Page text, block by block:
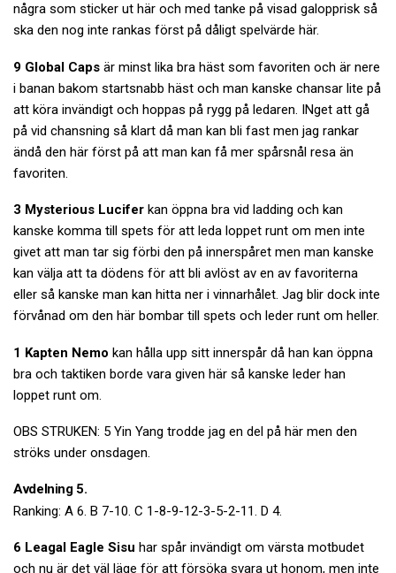
några som sticker ut här och med tanke på visad galopprisk så
ska den nog inte rankas först på dåligt spelvärde här.
9 Global Caps är minst lika bra häst som favoriten och är nere
i banan bakom startsnabb häst och man kanske chansar lite på
att köra invändigt och hoppas på rygg på ledaren. INget att gå
på vid chansning så klart då man kan bli fast men jag rankar
ändå den här först på att man kan få mer spårsnål resa än
favoriten.
3 Mysterious Lucifer kan öppna bra vid ladding och kan
kanske komma till spets för att leda loppet runt om men inte
givet att man tar sig förbi den på innerspåret men man kanske
kan välja att ta dödens för att bli avlöst av en av favoriterna
eller så kanske man kan hitta ner i vinnarhålet. Jag blir dock inte
förvånad om den här bombar till spets och leder runt om heller.
1 Kapten Nemo kan hålla upp sitt innerspår då han kan öppna
bra och taktiken borde vara given här så kanske leder han
loppet runt om.
OBS STRUKEN: 5 Yin Yang trodde jag en del på här men den
ströks under onsdagen.
Avdelning 5.
Ranking: A 6. B 7-10. C 1-8-9-12-3-5-2-11. D 4.
6 Leagal Eagle Sisu har spår invändigt om värsta motbudet
och nu är det väl läge för att försöka svara ut honom, men inte